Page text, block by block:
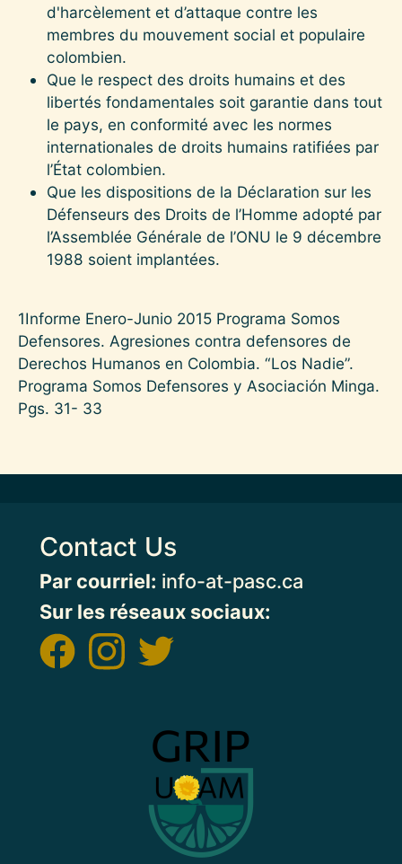
d'harcèlement et d’attaque contre les
membres du mouvement social et populaire
colombien.
Que le respect des droits humains et des
libertés fondamentales soit garantie dans tout
le pays, en conformité avec les normes
internationales de droits humains ratifiées par
l’État colombien.
Que les dispositions de la Déclaration sur les
Défenseurs des Droits de l’Homme adopté par
l’Assemblée Générale de l’ONU le 9 décembre
1988 soient implantées.
1Informe Enero-Junio 2015 Programa Somos
Defensores. Agresiones contra defensores de
Derechos Humanos en Colombia. “Los Nadie”.
Programa Somos Defensores y Asociación Minga.
Pgs. 31- 33
Contact Us
Par courriel: info-at-pasc.ca
Sur les réseaux sociaux: